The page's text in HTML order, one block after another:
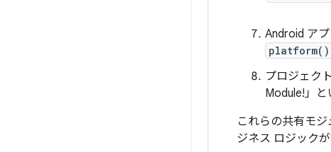
Android ア
platform()
プロジェク
Module!」と
これらの共有モ
ジネス ロジックが